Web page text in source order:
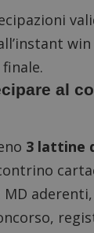
win
al
3 lattine
,